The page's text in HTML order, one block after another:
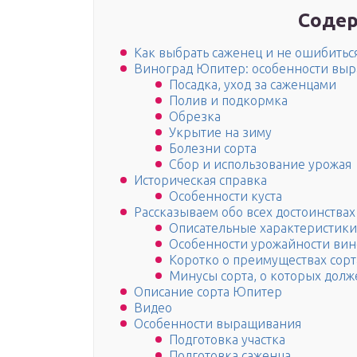
Как выбрать саженец и не
Виноград Юпитер: особенности
Посадка, уход за саженцами
Полив и подкормка
Обрезка
Укрытие на зиму
Болезни сорта
Сбор и использование урожая
Историческая справка
Особенности куста
Рассказываем обо всех
Описательные
Особенности урожайности
Коротко о преимуществах
Минусы сорта, о которых
Описание сорта Юпитер
Видео
Особенности выращивания
Подготовка участка